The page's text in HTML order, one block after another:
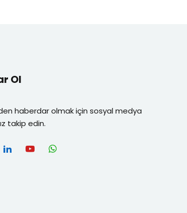
Ol
haberdar olmak için sosyal medya
takip edin.